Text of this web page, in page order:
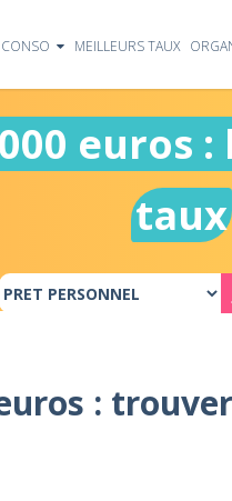
CONSO MEILLEURS TAUX
euros
taux
: